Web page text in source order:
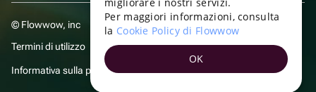
© Flowwow, inc
Termini di utilizzo
Informativa sulla privacy TURKISH
Per maggiori informazioni, consulta
la Cookie Policy di Flowwow
OK